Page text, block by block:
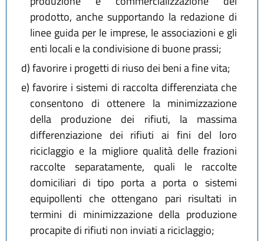
prodotto, anche supportando la redazione di
linee guida per le imprese, le associazioni e gli
enti locali e la condivisione di buone prassi;
d)favorire i progetti di riuso dei beni a fine vita;
e) favorire i sistemi di raccolta differenziata che
consentono di ottenere la minimizzazione
della produzione dei rifiuti, la massima
differenziazione dei rifiuti ai fini del loro
riciclaggio e la migliore qualità delle frazioni
raccolte separatamente, quali le raccolte
domiciliari di tipo porta a porta o sistemi
equipollenti che ottengano pari risultati in
termini di minimizzazione della produzione
procapite di rifiuti non inviati a riciclaggio;